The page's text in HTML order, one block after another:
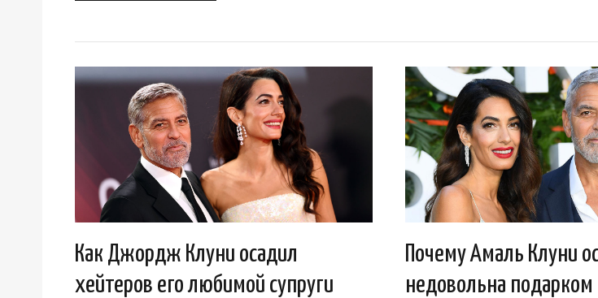
Как Джордж Клуни осадил
хейтеров его любимой супруги
Почему Амаль Клуни
недовольна